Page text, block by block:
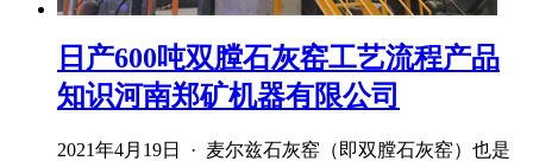
日产600吨双膛石灰窑工艺流程产品
知识河南郑矿机器有限公司
2021年4月19日 · 麦尔兹石灰窑（即双膛石灰窑）也是